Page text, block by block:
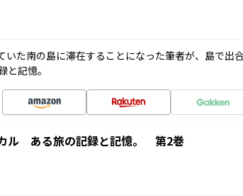
いた南の島に滞在することになった筆者が、島で出
と記憶。
ル ある旅の記録と記憶。 第2巻